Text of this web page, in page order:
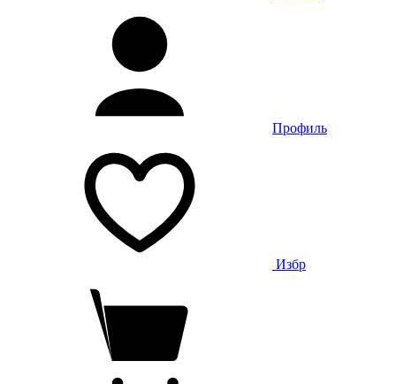
Профиль
Избр